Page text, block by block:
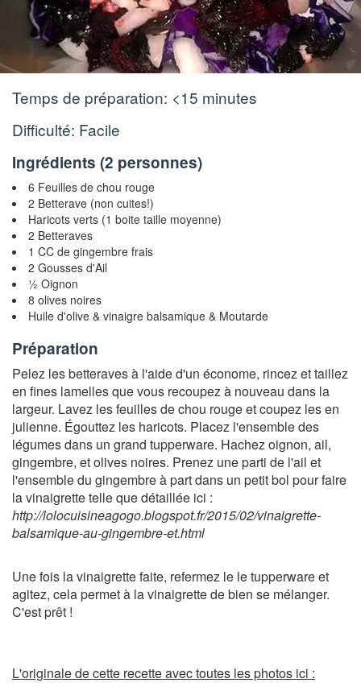
Temps de préparation: <15 minutes
Difficulté: Facile
Ingrédients (2 personnes)
6 Feuilles de chou rouge
2 Betterave (non cuites!)
Haricots verts (1 boite taille moyenne)
2 Betteraves
1 CC de gingembre frais
2 Gousses d'Ail
½ Oignon
8 olives noires
Huile d'olive & vinaigre balsamique & Moutarde
Préparation
Pelez les betteraves à l'aide d'un économe, rincez et taillez
en fines lamelles que vous recoupez à nouveau dans la
largeur. Lavez les feuilles de chou rouge et coupez les en
julienne. Égouttez les haricots. Placez l'ensemble des
légumes dans un grand tupperware. Hachez oignon, ail,
gingembre, et olives noires. Prenez une parti de l'ail et
l'ensemble du gingembre à part dans un petit bol pour faire
la vinaigrette telle que détaillée ici :
http://lolocuisineagogo.blogspot.fr/2015/02/vinaigrette-
balsamique-au-gingembre-et.html
Une fois la vinaigrette faite, refermez le le tupperware et
agitez, cela permet à la vinaigrette de bien se mélanger.
C'est prêt !
L'originale de cette recette avec toutes les photos ici :